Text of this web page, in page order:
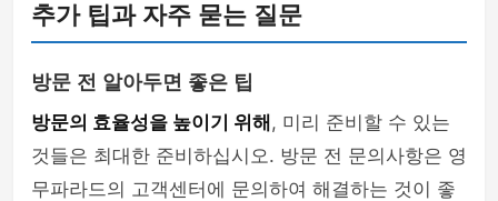
추가 팁과 자주 묻는 질문
방문 전 알아두면 좋은 팁
방문의 효율성을 높이기 위해 , 미리 준비할 수 있는
것들은 최대한 준비하십시오. 방문 전 문의사항은 영
무파라드의 고객센터에 문의하여 해결하는 것이 좋